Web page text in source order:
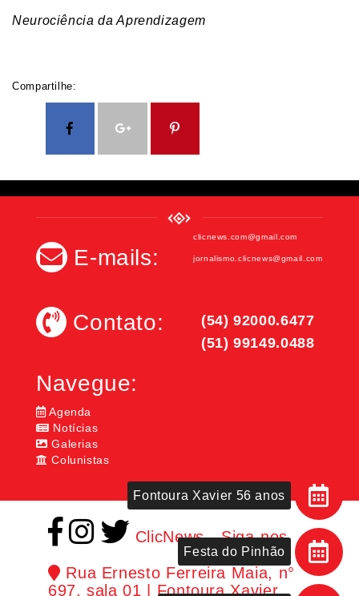
Neurociência da Aprendizagem
Compartilhe:
E-mails:
clicnews.com@gmail.com
jornalismo.clicnews@gmail.com
Contato:
(54) 92000.6477
(51) 99149.0488
Navegue:
Agenda
Notícias
Galerias
Colunistas
ClicNews - Siga-nos
Rua Ernesto Ferreira Maia, n°
697, sala 01 | Fontoura Xavier
Festa do Pinhão
Fontoura Xavier 56 anos